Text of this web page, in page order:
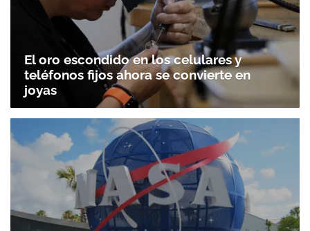
El oro escondido en los celulares y
teléfonos fijos ahora se convierte en
joyas